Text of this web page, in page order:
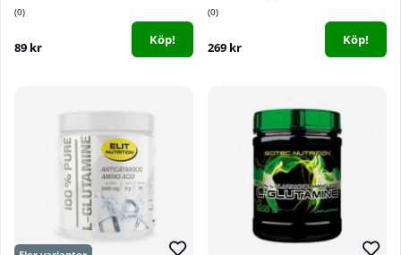
0
89 kr Köp!
0
269 kr Köp!